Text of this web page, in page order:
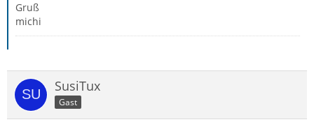
Gruß
michi
SusiTux
Gast